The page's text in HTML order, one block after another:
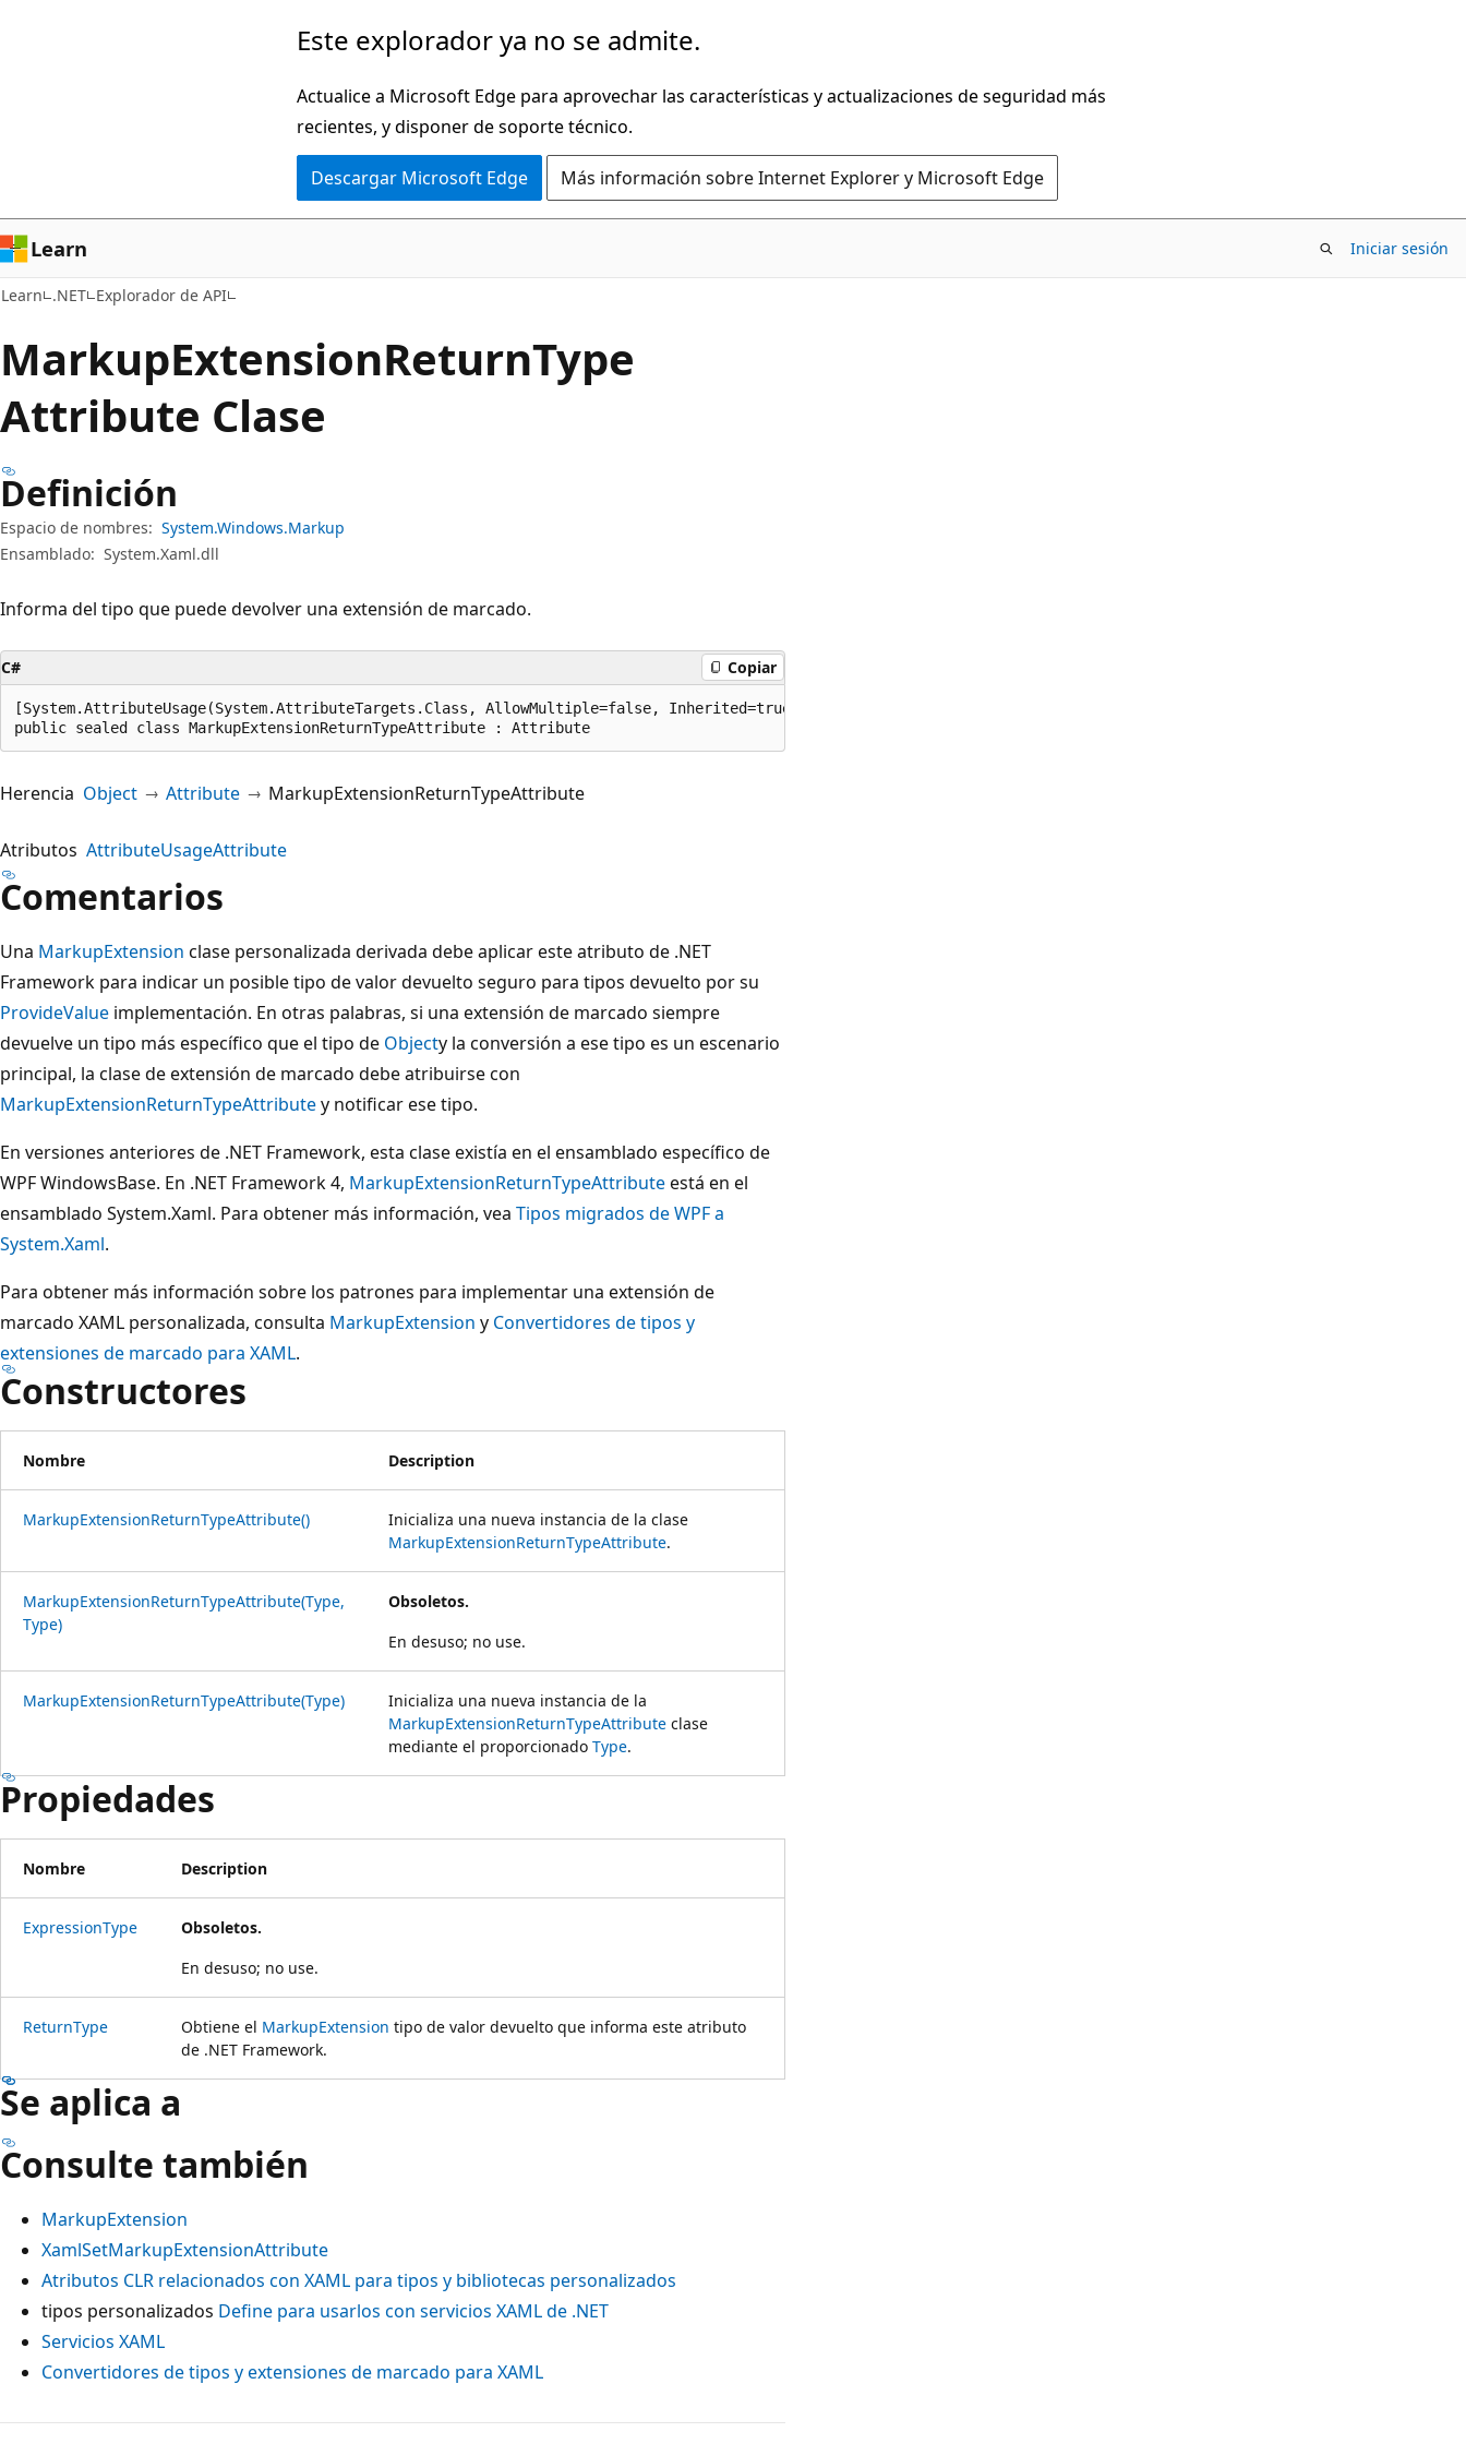
página
Este explorador ya no se admite.
Actualice a Microsoft Edge para aprovechar las características y actualizaciones de seguridad más
recientes, y disponer de soporte técnico.
Descargar Microsoft Edge Más información sobre Internet Explorer y Microsoft Edge
Learn Iniciar sesión
Learn .NET Explorador de API
MarkupExtensionReturnType
Attribute Clase
Definición
Espacio de nombres: System.Windows.Markup
Ensamblado: System.Xaml.dll
Informa del tipo que puede devolver una extensión de marcado.
C# Copiar
[System.AttributeUsage(System.AttributeTargets.Class, AllowMultiple=false, Inherited=true)]
public sealed class MarkupExtensionReturnTypeAttribute : Attribute
Herencia Object Attribute MarkupExtensionReturnTypeAttribute
Atributos AttributeUsageAttribute
Comentarios
Una MarkupExtension clase personalizada derivada debe aplicar este atributo de .NET
Framework para indicar un posible tipo de valor devuelto seguro para tipos devuelto por su
ProvideValue implementación. En otras palabras, si una extensión de marcado siempre
devuelve un tipo más específico que el tipo de Objecty la conversión a ese tipo es un escenario
principal, la clase de extensión de marcado debe atribuirse con
MarkupExtensionReturnTypeAttributey notificar ese tipo.
En versiones anteriores de .NET Framework, esta clase existía en el ensamblado específico de
WPF WindowsBase. En .NET Framework 4, MarkupExtensionReturnTypeAttributeestá en el
ensamblado System.Xaml. Para obtener más información, vea Tipos migrados de WPF a
System.Xaml.
Para obtener más información sobre los patrones para implementar una extensión de
marcado XAML personalizada, consulta MarkupExtension y Convertidores de tipos y
extensiones de marcado para XAML.
Constructores
Nombre Description
MarkupExtensionReturnTypeAttribute()
Inicializa una nueva instancia de la clase
MarkupExtensionReturnTypeAttribute.
MarkupExtensionReturnTypeAttribute(Type,
Type)
Obsoletos.
En desuso; no use.
MarkupExtensionReturnTypeAttribute(Type)
Inicializa una nueva instancia de la
MarkupExtensionReturnTypeAttribute clase
mediante el proporcionado Type.
Propiedades
Nombre Description
ExpressionType
Obsoletos.
En desuso; no use.
ReturnType Obtiene el MarkupExtension tipo de valor devuelto que informa este atributo
de .NET Framework.
Se aplica a
Consulte también
MarkupExtension
XamlSetMarkupExtensionAttribute
Atributos CLR relacionados con XAML para tipos y bibliotecas personalizados
tipos personalizados Define para usarlos con servicios XAML de .NET
Servicios XAML
Convertidores de tipos y extensiones de marcado para XAML